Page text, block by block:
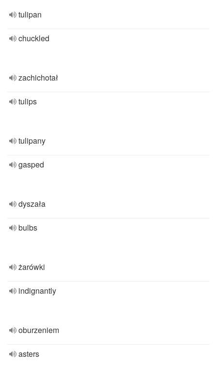
tulipan
chuckled
zachichotał
tulips
tulipany
gasped
dyszała
bulbs
żarówki
indignantly
oburzeniem
asters